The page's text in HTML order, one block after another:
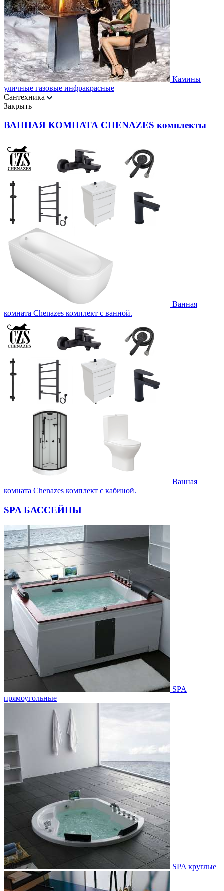
Камины
уличные газовые инфракрасные
Сантехника
Закрыть
ВАННАЯ КОМНАТА CHENAZES комплекты
Ванная
комната Chenazes комплект с ванной.
Ванная
комната Chenazes комплект с кабиной.
SPA БАССЕЙНЫ
SPA
прямоугольные
SPA круглые